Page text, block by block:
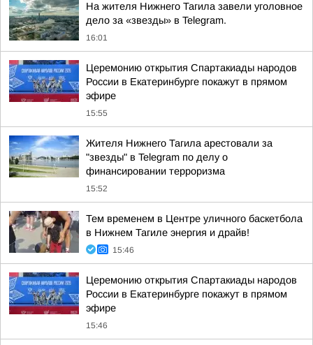
На жителя Нижнего Тагила завели уголовное
дело за «звезды» в Telegram.
16:01
Церемонию открытия Спартакиады народов
России в Екатеринбурге покажут в прямом
эфире
15:55
Жителя Нижнего Тагила арестовали за
"звезды" в Telegram по делу о
финансировании терроризма
15:52
Тем временем в Центре уличного баскетбола
в Нижнем Тагиле энергия и драйв!
15:46
Церемонию открытия Спартакиады народов
России в Екатеринбурге покажут в прямом
эфире
15:46